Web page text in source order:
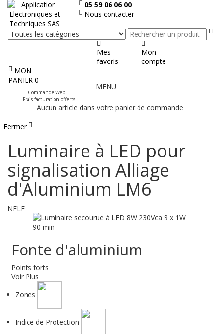
05 59 06 06 00
Nous contacter
Mes
favoris
Mon
compte
MON
PANIER 0
Commande Web =
Frais facturation offerts
le
MENU
Aucun article dans votre panier de commande
Fermer
Luminaire à LED pour
signalisation Alliage
d'Aluminium LM6
NELE
Fonte d'aluminium
Points forts
Voir Plus
Zones
Indice de Protection